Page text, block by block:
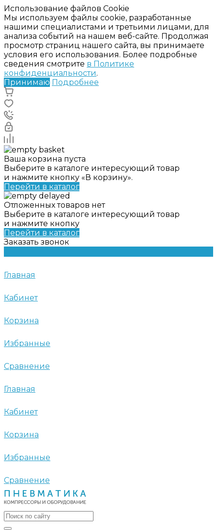
Использование файлов Cookie
Мы используем файлы cookie, разработанные
нашими специалистами и третьими лицами, для
анализа событий на нашем веб-сайте. Продолжая
просмотр страниц нашего сайта, вы принимаете
условия его использования. Более подробные
сведения смотрите в Политике
конфиденциальности.
Принимаю Подробнее
Ваша корзина пуста
Выберите в каталоге интересующий товар
и нажмите кнопку «В корзину».
Перейти в каталог
Отложенных товаров нет
Выберите в каталоге интересующий товар
и нажмите кнопку
Перейти в каталог
Заказать звонок
Главная
Кабинет
Корзина
Избранные
Сравнение
Главная
Кабинет
Корзина
Избранные
Сравнение